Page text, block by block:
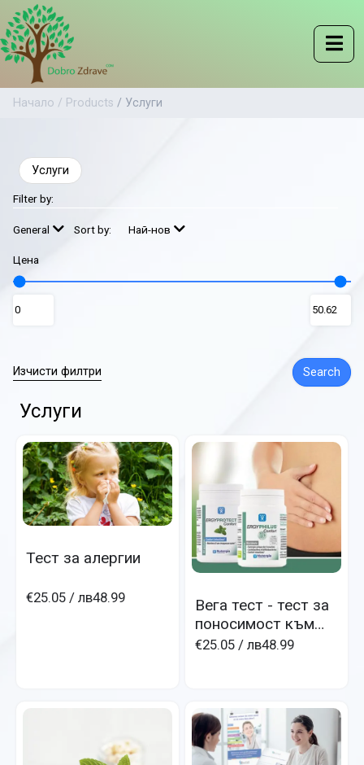
Начало / Products / Услуги
Услуги
Filter by:
General Sort by: Най-нов
Цена
Изчисти филтри Search
Услуги
Тест за алергии
€25.05 / лв48.99
Вега тест - тест за
поносимост към
храни
€25.05 / лв48.99